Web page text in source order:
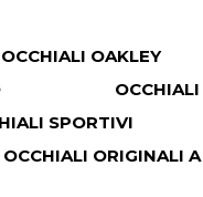
OCCHIALI OAKLEY
SPORTIVI
OCCHIALI ORIGINALI